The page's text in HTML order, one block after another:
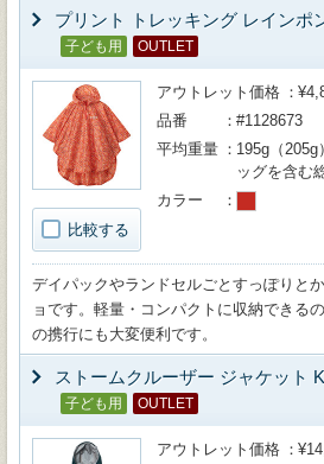
プリント トレッキング レインポ
子ども用 OUTLET
比較する
アウトレット価格
品番
#1128673
平均重量
195g（
ッグを含む
カラー
デイパックやランドセルごとすっぽりと
ョです。軽量・コンパクトに収納できる
の携行にも大変便利です。
ストームクルーザー ジャケット
子ども用 OUTLET
アウトレット価格